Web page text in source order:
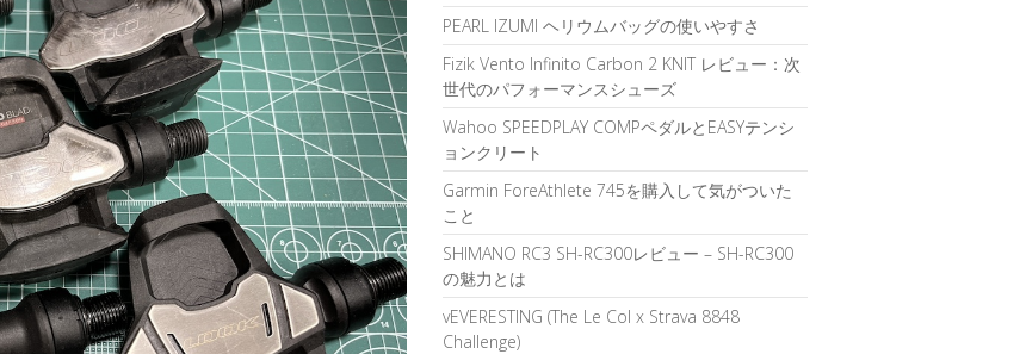
PEARL IZUMI ヘリウムバッグの使いやすさ
Fizik Vento Infinito Carbon 2 KNIT レビュー：次
世代のパフォーマンスシューズ
Wahoo SPEEDPLAY COMPペダルとEASYテンシ
ョンクリート
Garmin ForeAthlete 745を購入して気がついた
こと
SHIMANO RC3 SH-RC300レビュー – SH-RC300
の魅力とは
vEVERESTING (The Le Col x Strava 8848
Challenge)